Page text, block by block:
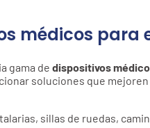
médicos para
gama de dispositivos
soluciones que
sillas de ruedas,